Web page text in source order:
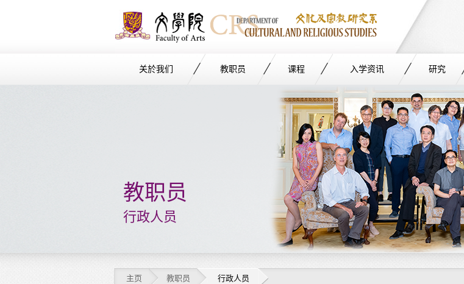
关於我们 教职员 课程 入学资讯 研究
教职员
行政人员
主页 教职员 行政人员